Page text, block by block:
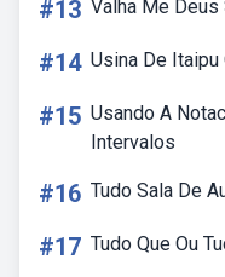
#13 Valha Me
#14 Usina De
#15 Usando A
Intervalos
#16 Tudo Sala De
#17 Tudo Que Ou